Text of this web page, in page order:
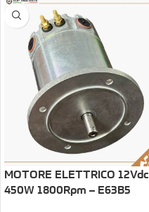
MOTORE ELETTRICO 12Vdc
450W 1800Rpm – E63B5